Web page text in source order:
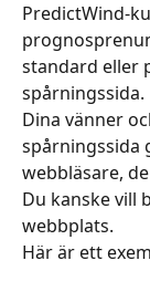
PredictWind-
standard eller
spårningssida.
Dina vänner
spårningssida
webbläsare,
Du kanske vill
webbplats.
Här är ett